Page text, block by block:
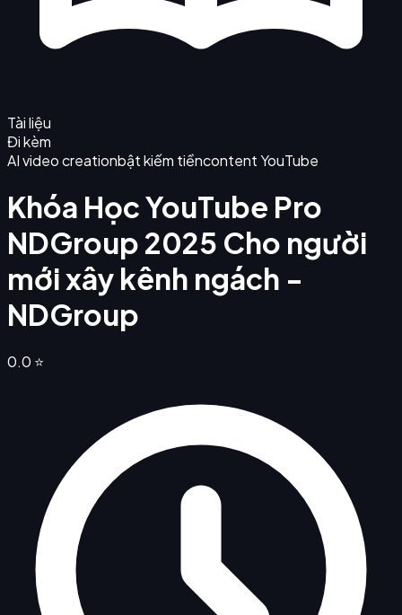
Tài liệu
Đi kèm
AI video creationbật kiếm tiềncontent YouTube
Khóa Học YouTube Pro
NDGroup 2025 Cho người
mới xây kênh ngách -
NDGroup
0.0 ⭐